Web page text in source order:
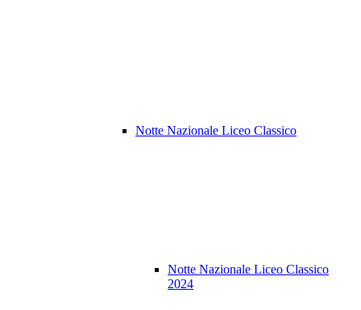
Notte Nazionale Liceo Classico
Notte Nazionale Liceo Classico
2024